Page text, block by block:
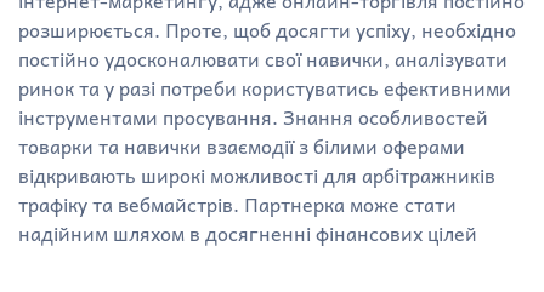
розширюється. Проте, щоб досягти успіху, необхідно
постійно удосконалювати свої навички, аналізувати
ринок та у разі потреби користуватись ефективними
інструментами просування. Знання особливостей
товарки та навички взаємодії з білими оферами
відкривають широкі можливості для арбітражників
трафіку та вебмайстрів. Партнерка може стати
надійним шляхом в досягненні фінансових цілей